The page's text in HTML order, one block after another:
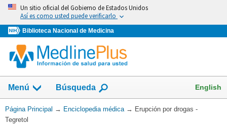
Omita
vaya
al
Contenido
Un sitio oficial del Gobierno de Estados Unidos
Así es como usted puede verificarlo
Biblioteca Nacional de Medicina
Menú Búsqueda English
Usted
está
Página Principal → Enciclopedia médica → Erupción por drogas -
Tegretol